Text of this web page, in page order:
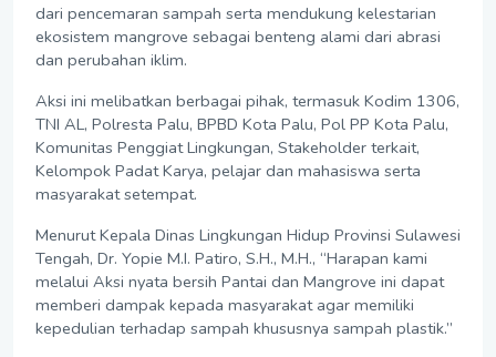
dari pencemaran sampah serta mendukung kelestarian
ekosistem mangrove sebagai benteng alami dari abrasi
dan perubahan iklim.
Aksi ini melibatkan berbagai pihak, termasuk Kodim 1306,
TNI AL, Polresta Palu, BPBD Kota Palu, Pol PP Kota Palu,
Komunitas Penggiat Lingkungan, Stakeholder terkait,
Kelompok Padat Karya, pelajar dan mahasiswa serta
masyarakat setempat.
Menurut Kepala Dinas Lingkungan Hidup Provinsi Sulawesi
Tengah, Dr. Yopie M.I. Patiro, S.H., M.H., “Harapan kami
melalui Aksi nyata bersih Pantai dan Mangrove ini dapat
memberi dampak kepada masyarakat agar memiliki
kepedulian terhadap sampah khususnya sampah plastik.”